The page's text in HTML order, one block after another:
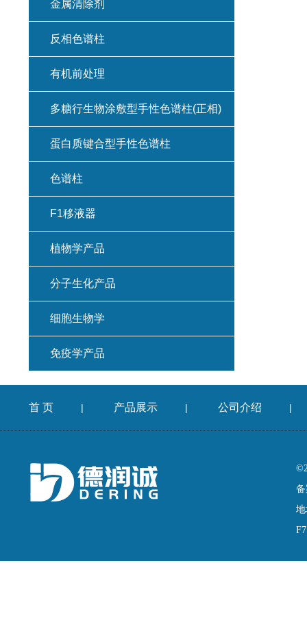
金属清除剂
反相色谱柱
有机前处理
多糖行生物涂敷型手性色谱柱(正相)
蛋白质键合型手性色谱柱
色谱柱
F1移液器
植物学产品
分子生化产品
细胞生物学
免疫学产品
首 页 | 产品展示 | 公司介绍 |
备